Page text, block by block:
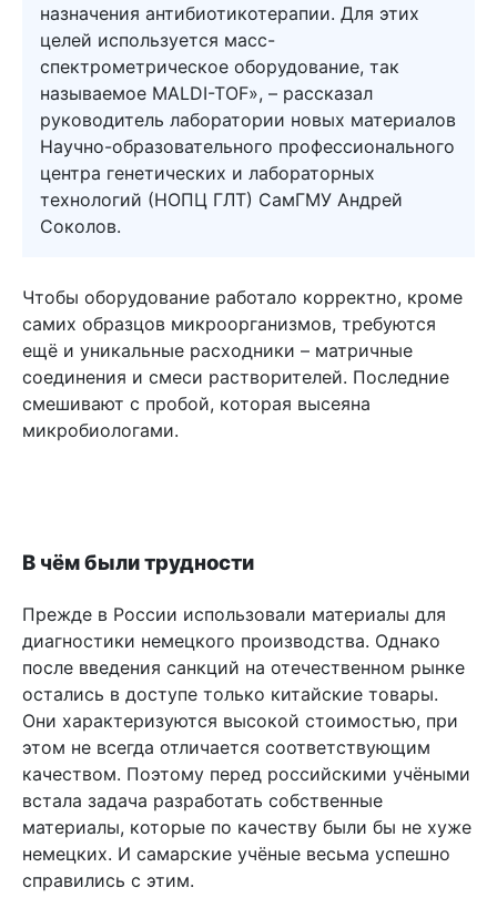
назначения антибиотикотерапии. Для этих
целей используется масс-
спектрометрическое оборудование, так
называемое MALDI-TOF», – рассказал
руководитель лаборатории новых материалов
Научно-образовательного профессионального
центра генетических и лабораторных
технологий (НОПЦ ГЛТ) СамГМУ Андрей
Соколов.
Чтобы оборудование работало корректно, кроме
самих образцов микроорганизмов, требуются
ещё и уникальные расходники – матричные
соединения и смеси растворителей. Последние
смешивают с пробой, которая высеяна
микробиологами.
В чём были трудности
Прежде в России использовали материалы для
диагностики немецкого производства. Однако
после введения санкций на отечественном рынке
остались в доступе только китайские товары.
Они характеризуются высокой стоимостью, при
этом не всегда отличается соответствующим
качеством. Поэтому перед российскими учёными
встала задача разработать собственные
материалы, которые по качеству были бы не хуже
немецких. И самарские учёные весьма успешно
справились с этим.